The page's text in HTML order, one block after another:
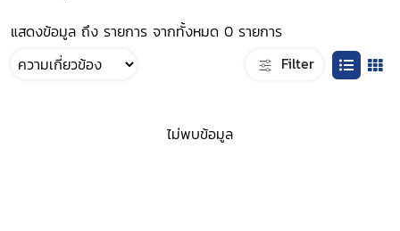
แสดงข้อมูล ถึง รายการ จากทั้งหมด 0 รายการ
Filter
ไม่พบข้อมูล